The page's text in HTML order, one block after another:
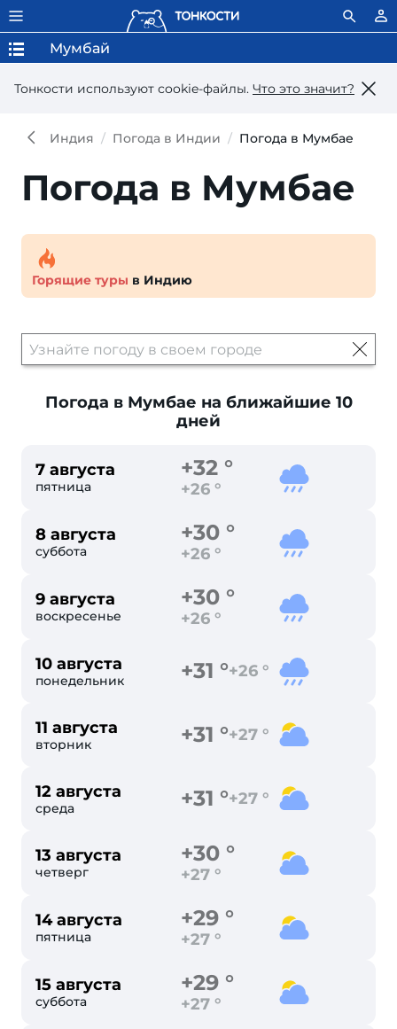
Тонкости используют сookie-файлы. Что это значит?
Мумбай
Индия Погода в Индии Погода в Мумбае
Погода в Мумбае
Горящие туры в Индию
Погода в Мумбае на ближайшие 10
дней
7 августа
пятница
+32 °
+26 °
8 августа
суббота
+30 °
+26 °
9 августа
воскресенье
+30 °
+26 °
10 августа
понедельник +31 °+26 °
11 августа
вторник +31 °+27 °
12 августа
среда +31 °+27 °
13 августа
четверг
+30 °
+27 °
14 августа
пятница
+29 °
+27 °
15 августа
суббота
+29 °
+27 °